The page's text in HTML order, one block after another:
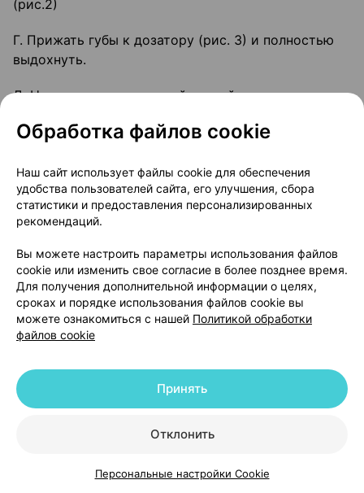
КаталогКорзинаИзбранноеПрофиль
(рис.2)
Г. Прижать губы к дозатору (рис. 3) и полностью
выдохнуть.
Д. Нажать на аэрозольный контейнер как показано
ртом.
Е. После вдоха задержать дыхание для
максимального проникновения лекарства.
Ж. Если необходимо, подождать несколько секунд
и повторить процедуру снова (В, Г, Д и Е).
З. Закрыть крышкой после использования.
Пластиковый адаптер необходимо регулярно
чистить. Для очистки достать металлический
горячей) воде с мылом.
Тщательно сполоснуть, высушить адаптер и
собрать устройство. После сборки закрыть
Обработка файлов cookie
Наш сайт использует файлы cookie для обеспечения
удобства пользователей сайта, его улучшения, сбора
статистики и предоставления персонализированных
рекомендаций.
Вы можете настроить параметры использования файлов
cookie или изменить свое согласие в более позднее время.
Для получения дополнительной информации о целях,
сроках и порядке использования файлов cookie вы
можете ознакомиться с нашей Политикой обработки
файлов cookie
Отклонить
Принять
Персональные настройки Cookie